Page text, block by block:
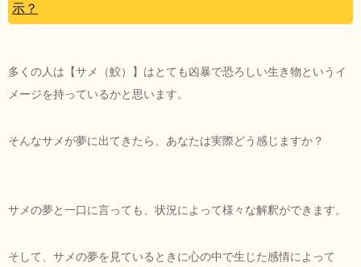
示？
多くの人は【サメ（鮫）】はとても凶暴で恐ろしい生き物というイ
メージを持っているかと思います。
そんなサメが夢に出てきたら、あなたは実際どう感じますか？
サメの夢と一口に言っても、状況によって様々な解釈ができます。
そして、サメの夢を見ているときに心の中で生じた感情によって